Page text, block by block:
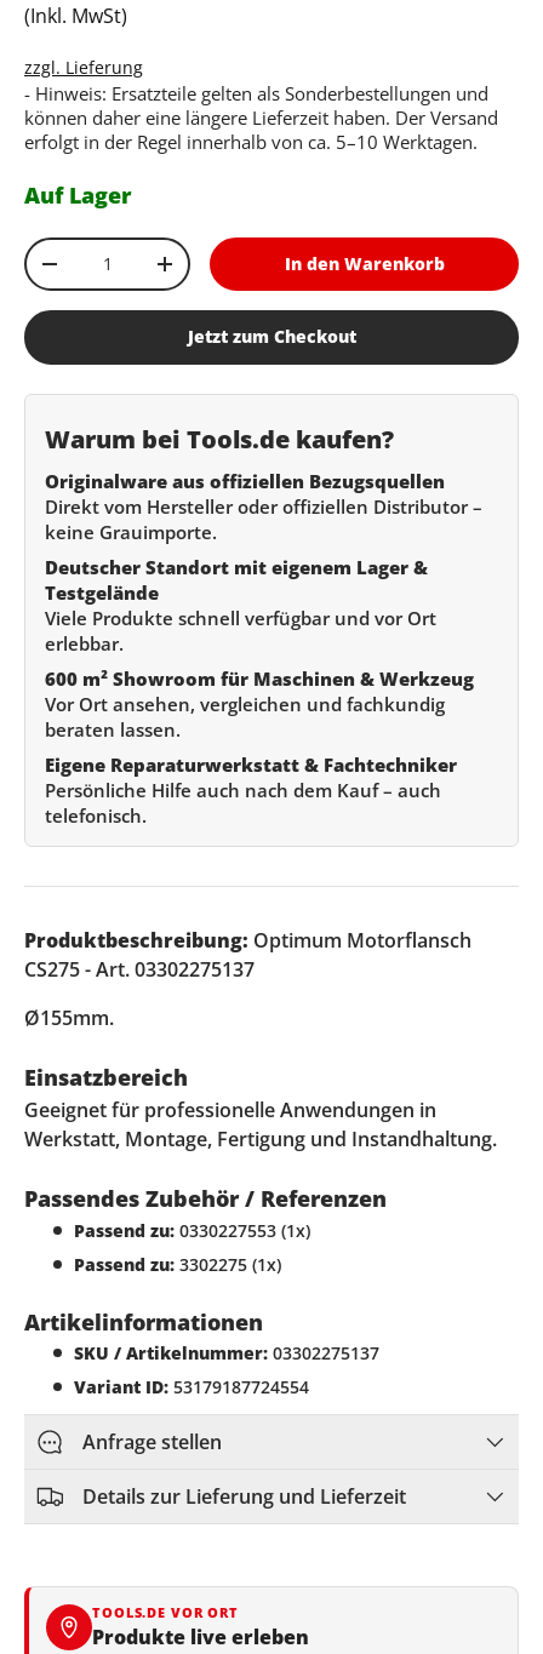
(Inkl. MwSt)
zzgl. Lieferung
- Hinweis: Ersatzteile gelten als Sonderbestellungen und
können daher eine längere Lieferzeit haben. Der Versand
erfolgt in der Regel innerhalb von ca. 5–10 Werktagen.
Auf Lager
Anzahl
Menge verringernMenge erhöhenIn den Warenkorb
Jetzt zum Checkout
Warum bei Tools.de kaufen?
Originalware aus offiziellen Bezugsquellen
Direkt vom Hersteller oder offiziellen Distributor –
keine Grauimporte.
Deutscher Standort mit eigenem Lager &
Testgelände
Viele Produkte schnell verfügbar und vor Ort
erlebbar.
600 m² Showroom für Maschinen & Werkzeug
Vor Ort ansehen, vergleichen und fachkundig
beraten lassen.
Eigene Reparaturwerkstatt & Fachtechniker
Persönliche Hilfe auch nach dem Kauf – auch
telefonisch.
Produktbeschreibung: Optimum Motorflansch
CS275 - Art. 03302275137
Ø155mm.
Einsatzbereich
Geeignet für professionelle Anwendungen in
Werkstatt, Montage, Fertigung und Instandhaltung.
Passendes Zubehör / Referenzen
Passend zu: 0330227553 (1x)
Passend zu: 3302275 (1x)
Artikelinformationen
SKU / Artikelnummer: 03302275137
Variant ID: 53179187724554
Anfrage stellen
Details zur Lieferung und Lieferzeit
TOOLS.DE VOR ORT
Produkte live erleben